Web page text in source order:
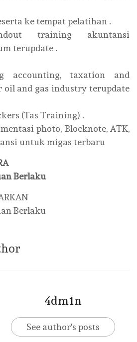
ke tempat pelatihan .
training akuntansi
terupdate .
accounting, taxation and
and gas industry terupdate
(Tas Training) .
photo, Blocknote, ATK,
untuk migas terbaru
Berlaku
Berlaku
4dm1n
See author's posts